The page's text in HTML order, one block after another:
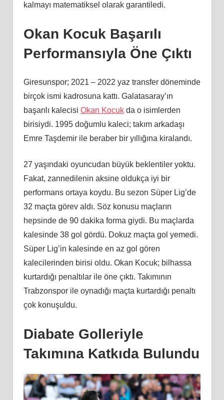
kalmayı matematiksel olarak garantiledi.
Okan Kocuk Başarılı
Performansıyla Öne Çıktı
Giresunspor; 2021 – 2022 yaz transfer döneminde
birçok ismi kadrosuna kattı. Galatasaray’ın
başarılı kalecisi Okan Kocukda o isimlerden
birisiydi. 1995 doğumlu kaleci; takım arkadaşı
Emre Taşdemir ile beraber bir yıllığına kiralandı.
27 yaşındaki oyuncudan büyük beklentiler yoktu.
Fakat, zannedilenin aksine oldukça iyi bir
performans ortaya koydu. Bu sezon Süper Lig’de
32 maçta görev aldı. Söz konusu maçların
hepsinde de 90 dakika forma giydi. Bu maçlarda
kalesinde 38 gol gördü. Dokuz maçta gol yemedi.
Süper Lig’in kalesinde en az gol gören
kalecilerinden birisi oldu. Okan Kocuk; bilhassa
kurtardığı penaltılar ile öne çıktı. Takımının
Trabzonspor ile oynadığı maçta kurtardığı penaltı
çok konuşuldu.
Diabate Golleriyle
Takımına Katkıda Bulundu